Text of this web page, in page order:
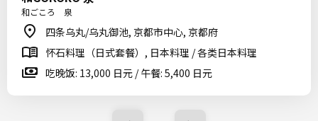
和ごころ 泉
四条乌丸/乌丸御池, 京都市中心, 京都府
怀石料理（日式套餐）, 日本料理 / 各类日本料理
吃晚饭: 13,000 日元 / 午餐: 5,400 日元